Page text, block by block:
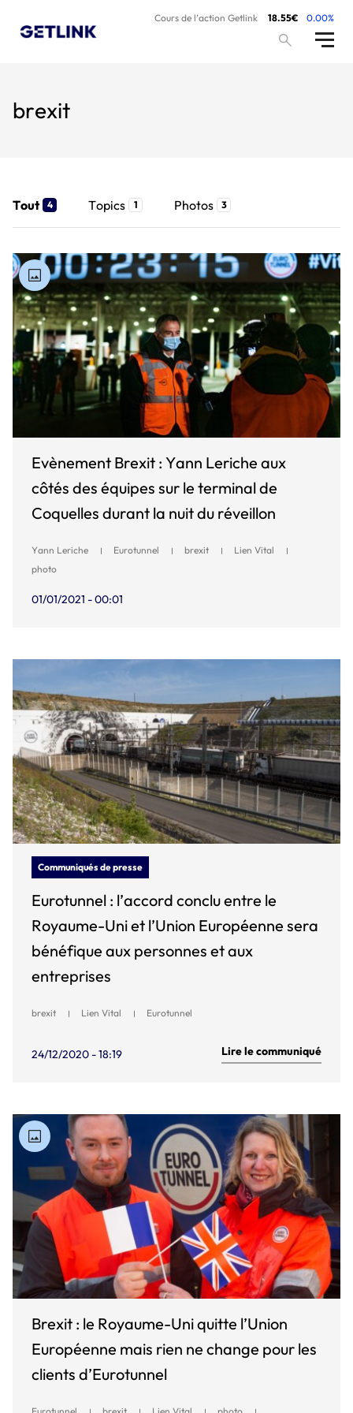
Cours de l’action Getlink 18.55€ 0.00%
brexit
Tout 4 Topics 1 Photos 3
Evènement Brexit : Yann Leriche aux
côtés des équipes sur le terminal de
Coquelles durant la nuit du réveillon
Yann Leriche Eurotunnel brexit
Lien Vital
photo
01/01/2021 - 00:01
Communiqués de presse
Eurotunnel : l’accord conclu entre le
Royaume-Uni et l’Union Européenne sera
bénéfique aux personnes et aux
entreprises
brexit Lien Vital Eurotunnel
24/12/2020 - 18:19 Lire le communiqué
Brexit : le Royaume-Uni quitte l’Union
Européenne mais rien ne change pour les
clients d’Eurotunnel